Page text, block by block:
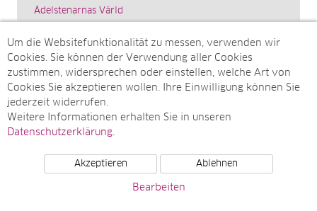
Ädelstenarnas Värld
Impressum
SITEMAP
Sitemap
Monatsarchive
Top-Artikel
© Juwelo Deutschland GmbH (ein Tochterunternehmen der
Um die Websitefunktionalität zu messen, verwenden wir
Cookies. Sie können der Verwendung aller Cookies
zustimmen, widersprechen oder einstellen, welche Art von
Cookies Sie akzeptieren wollen. Ihre Einwilligung können Sie
jederzeit widerrufen.
Weitere Informationen erhalten Sie in unseren
Datenschutzerklärung.
Akzeptieren Ablehnen
Bearbeiten